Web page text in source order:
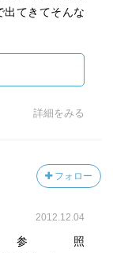
出てきてそんな
まう、そんな
真実を知って
じゃないです
月くん惚れっ
詳細をみる
フォロー
2012.12.04
照